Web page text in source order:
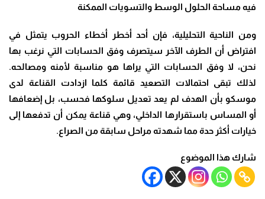
فيه مساحة الحلول الوسط والتسويات الممكنة
ومن الناحية التحليلية، فإن أحد أخطر أخطاء الحروب يتمثل في
افتراض أن الطرف الآخر سيتصرف وفق الحسابات التي نرغب بها
نحن، لا وفق الحسابات التي يراها هو مناسبة لأمنه ومصالحه.
لذلك تبقى احتمالات التصعيد قائمة كلما ازدادت القناعة لدى
موسكو بأن الهدف لم يعد تعديل سلوكها فحسب، بل إضعافها
أو المساس باستقرارها الداخلي، وهي قناعة يمكن أن تدفعها إلى
خيارات أكثر حدة مما شهدته مراحل سابقة من الصراع.
شارك هذا الموضوع